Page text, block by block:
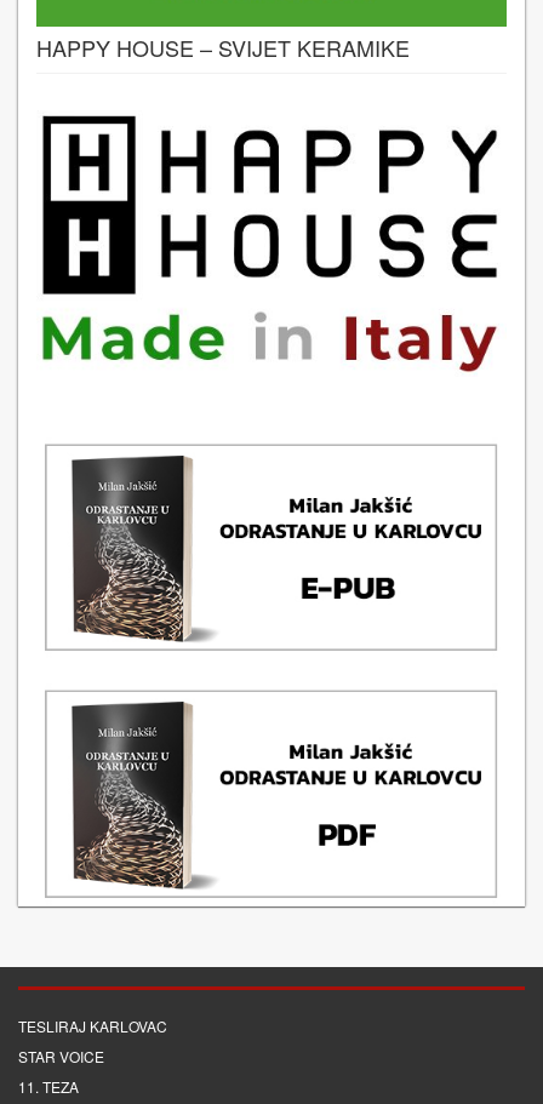
HAPPY HOUSE – SVIJET KERAMIKE
TESLIRAJ KARLOVAC
STAR VOICE
11. TEZA